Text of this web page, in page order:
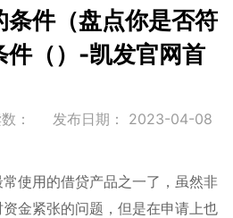
条件（盘点你是否符
件（）-凯发官网首
： 发布日期： 2023-04-08
使用的借贷产品之一了，虽然非
金紧张的问题，但是在申请上也